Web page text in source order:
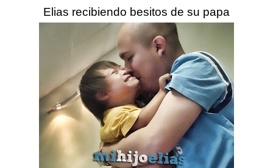
Elias recibiendo besitos de su papa